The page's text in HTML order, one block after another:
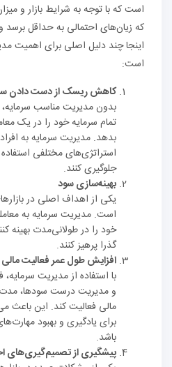
است که با توجه به شرایط بازار و
که زیان‌های احتمالی به حداقل
اینجا چند دلیل اصلی برای اهمیت
است:
کاهش ریسک از دست دادن
بدون مدیریت مناسب
تمام سرمایه خود را در یک
بدهد. مدیریت سرمایه به
استراتژی‌های مختلفی
جلوگیری کنند.
بهینه‌سازی سود
یکی از اهداف اصلی در
است. مدیریت سرمایه به
خود را در طولانی‌مدت بهینه
گذرا پرهیز کنند.
افزایش طول عمر فعالیت مالی
با استفاده از مدیریت
و مدیریت درست سودها، مدت
مالی فعالیت کند. این
برای یادگیری و بهبود
باشد.
پیشگیری از تصمیم‌گیری‌های